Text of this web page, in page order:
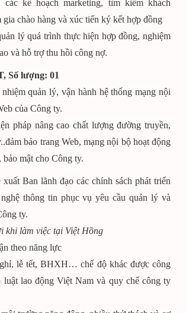
các kế hoạch marketing, tìm kiếm khách
gia chào hàng và xúc tiến ký kết hợp đồng
lý quá trình thực hiện hợp đồng, nghiệm
và hỗ trợ thu hồi công nợ.
Số lượng: 01
quản lý, vận hành hệ thống mạng nội
của Công ty.
pháp nâng cao chất lượng đường truyền,
bảo trang Web, mạng nội bộ hoạt động
bảo mật cho Công ty.
Ban lãnh đạo các chính sách phát triển
thông tin phục vụ yêu cầu quản lý và
ty.
khi làm việc tại Việt Hồng
theo năng lực
lễ tết, BHXH… chế độ khác được công
luật lao động Việt Nam và quy chế công ty